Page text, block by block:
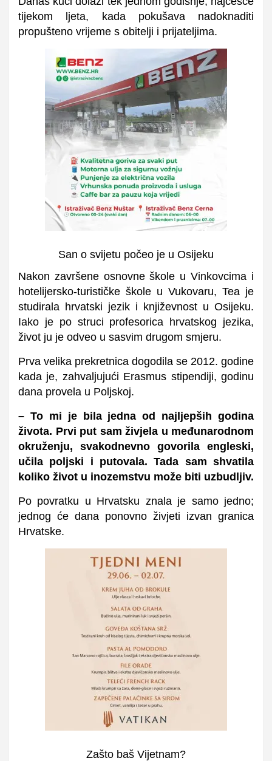
tijekom ljeta, kada pokušava nadoknaditi
propušteno vrijeme s obitelji i prijateljima.
San o svijetu počeo je u Osijeku
Nakon završene osnovne škole u Vinkovcima i
hotelijersko-turističke škole u Vukovaru, Tea je
studirala hrvatski jezik i književnost u Osijeku.
Iako je po struci profesorica hrvatskog jezika,
život ju je odveo u sasvim drugom smjeru.
Prva velika prekretnica dogodila se 2012. godine
kada je, zahvaljujući Erasmus stipendiji, godinu
dana provela u Poljskoj.
– To mi je bila jedna od najljepših godina
života. Prvi put sam živjela u međunarodnom
okruženju, svakodnevno govorila engleski,
učila poljski i putovala. Tada sam shvatila
koliko život u inozemstvu može biti uzbudljiv.
Po povratku u Hrvatsku znala je samo jedno;
jednog će dana ponovno živjeti izvan granica
Hrvatske.
Zašto baš Vijetnam?